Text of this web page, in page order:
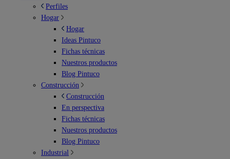
Perfiles
Hogar
Hogar
Ideas Pintuco
Fichas técnicas
Nuestros productos
Blog Pintuco
Construcción
Construcción
En perspectiva
Fichas técnicas
Nuestros productos
Blog Pintuco
Industrial